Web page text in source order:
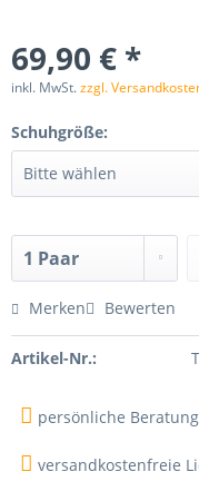
69,90 € *
inkl. MwSt.zzgl.
Schuhgröße:
Merken Bewerten
Artikel-Nr.:
persönliche Beratung
versandkostenfreie